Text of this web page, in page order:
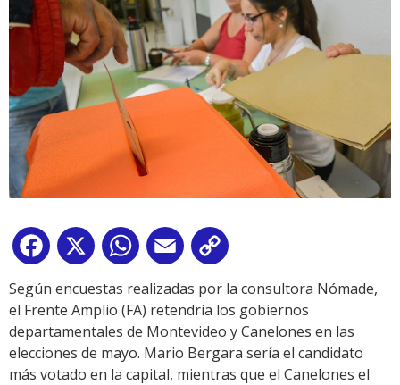
Facebook
X WhatsApp
Email
Link
Según encuestas realizadas por la consultora Nómade,
el Frente Amplio (FA) retendría los gobiernos
departamentales de Montevideo y Canelones en las
elecciones de mayo. Mario Bergara sería el candidato
más votado en la capital, mientras que el Canelones el